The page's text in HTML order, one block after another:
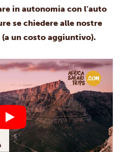
in autonomia con l’auto
se chiedere alle nostre
un costo aggiuntivo).